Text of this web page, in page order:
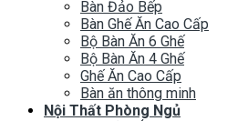
Bàn Đảo Bếp
Bàn Ghế Ăn Cao Cấp
Bộ Bàn Ăn 6 Ghế
Bộ Bàn Ăn 4 Ghế
Ghế Ăn Cao Cấp
Bàn ăn thông minh
Nội Thất Phòng Ngủ